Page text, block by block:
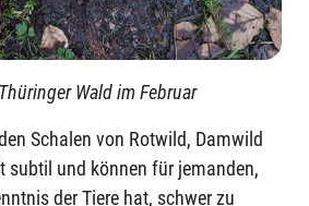
Wald im Februar
Schalen von Rotwild, Damwild
subtil und können für jemanden,
der Tiere hat, schwer zu